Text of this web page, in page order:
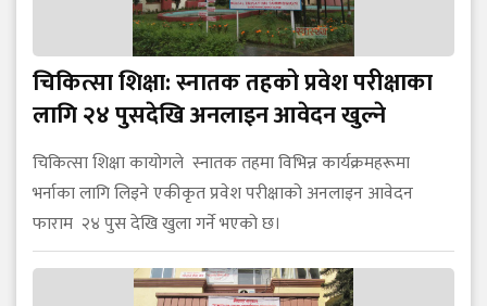
चिकित्सा शिक्षा: स्नातक तहको प्रवेश परीक्षाका
लागि २४ पुसदेखि अनलाइन आवेदन खुल्ने
चिकित्सा शिक्षा कायोगले स्नातक तहमा विभिन्न कार्यक्रमहरूमा
भर्नाका लागि लिइने एकीकृत प्रवेश परीक्षाको अनलाइन आवेदन
फाराम २४ पुस देखि खुला गर्ने भएको छ।